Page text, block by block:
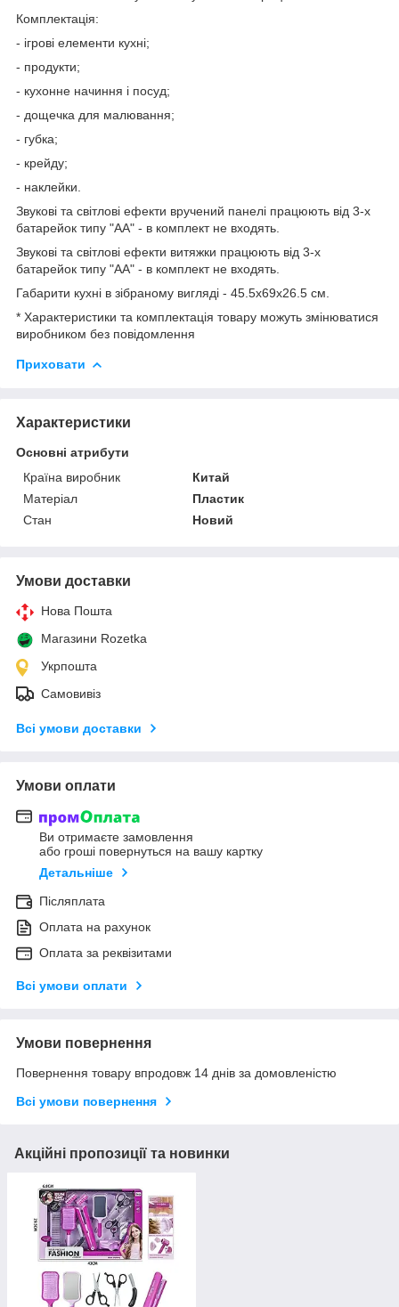
Комплектація:
- ігрові елементи кухні;
- продукти;
- кухонне начиння і посуд;
- дощечка для малювання;
- губка;
- крейду;
- наклейки.
Звукові та світлові ефекти вручений панелі працюють від 3-х
батарейок типу "АА" - в комплект не входять.
Звукові та світлові ефекти витяжки працюють від 3-х
батарейок типу "АА" - в комплект не входять.
Габарити кухні в зібраному вигляді - 45.5х69х26.5 см.
* Характеристики та комплектація товару можуть змінюватися
виробником без повідомлення
Приховати
Характеристики
Основні атрибути
Країна виробник
Китай
Матеріал
Пластик
Стан
Новий
Умови доставки
Нова Пошта
Магазини Rozetka
Укрпошта
Самовивіз
Всі умови доставки
Умови оплати
Ви отримаєте замовлення
або гроші повернуться на вашу картку
Детальніше
Післяплата
Оплата на рахунок
Оплата за реквізитами
Всі умови оплати
Умови повернення
Повернення товару впродовж 14 днів за домовленістю
Всі умови повернення
Акційні пропозиції та новинки